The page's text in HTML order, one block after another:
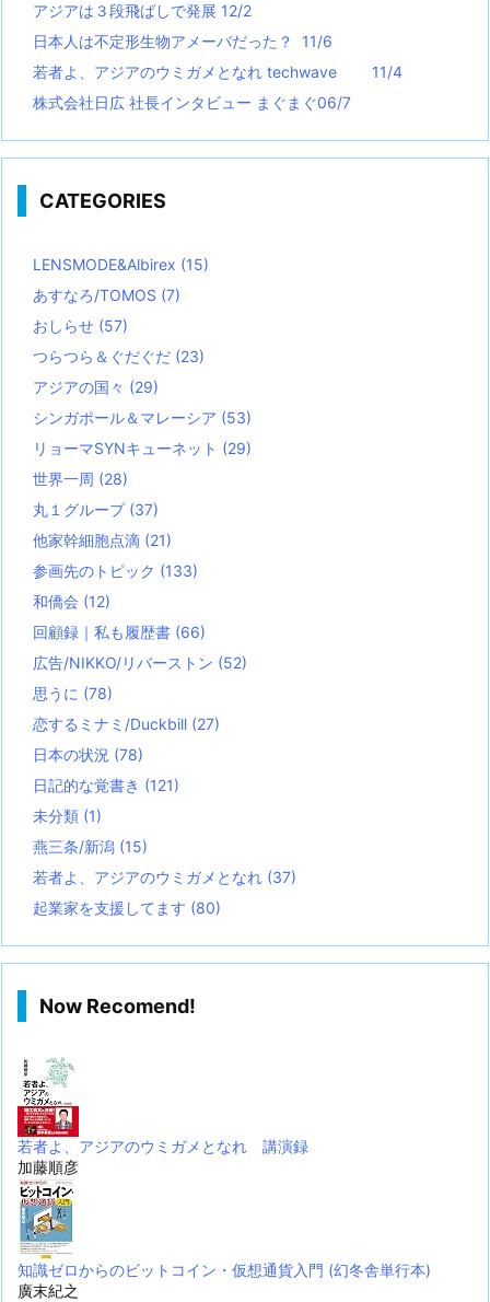
アジアは３段飛ばしで発展 12/2
日本人は不定形生物アメーバだった？ 11/6
若者よ、アジアのウミガメとなれ techwave
11/4
株式会社日広 社長インタビュー まぐまぐ06/7
CATEGORIES
LENSMODE&Albirex (15)
あすなろ/TOMOS (7)
おしらせ (57)
つらつら＆ぐだぐだ (23)
アジアの国々 (29)
シンガポール＆マレーシア (53)
リョーマSYNキューネット (29)
世界一周 (28)
丸１グループ (37)
他家幹細胞点滴 (21)
参画先のトピック (133)
和僑会 (12)
回顧録｜私も履歴書 (66)
広告/NIKKO/リバーストン (52)
思うに (78)
恋するミナミ/Duckbill (27)
日本の状況 (78)
日記的な覚書き (121)
未分類 (1)
燕三条/新潟 (15)
若者よ、アジアのウミガメとなれ (37)
起業家を支援してます (80)
Now Recomend!
若者よ、アジアのウミガメとなれ 講演録
加藤順彦
知識ゼロからのビットコイン・仮想通貨入門 (幻冬舎単行本)
廣末紀之